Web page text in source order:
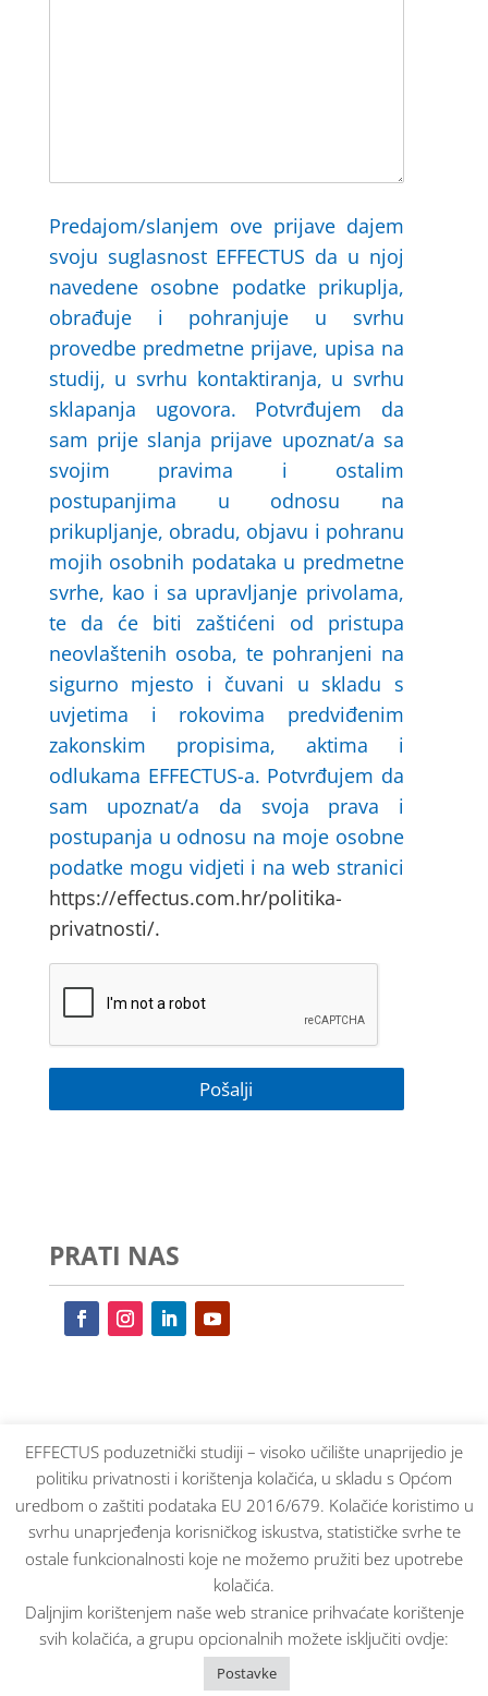
Predajom/slanjem ove prijave dajem
svoju suglasnost EFFECTUS da u njoj
navedene osobne podatke prikuplja,
obrađuje i pohranjuje u svrhu
provedbe predmetne prijave, upisa na
studij, u svrhu kontaktiranja, u svrhu
sklapanja ugovora. Potvrđujem da
sam prije slanja prijave upoznat/a sa
svojim pravima i ostalim
postupanjima u odnosu na
prikupljanje, obradu, objavu i pohranu
mojih osobnih podataka u predmetne
svrhe, kao i sa upravljanje privolama,
te da će biti zaštićeni od pristupa
neovlaštenih osoba, te pohranjeni na
sigurno mjesto i čuvani u skladu s
uvjetima i rokovima predviđenim
zakonskim propisima, aktima i
odlukama EFFECTUS-a. Potvrđujem da
sam upoznat/a da svoja prava i
postupanja u odnosu na moje osobne
podatke mogu vidjeti i na web stranici
https://effectus.com.hr/politika-
privatnosti/.
PRATI NAS
© Effectus sva prava pridržana 2025. |
EFFECTUS poduzetnički studiji – visoko učilište unaprijedio je
politiku privatnosti i korištenja kolačića, u skladu s Općom
uredbom o zaštiti podataka EU 2016/679. Kolačiće koristimo u
svrhu unaprjeđenja korisničkog iskustva, statističke svrhe te
ostale funkcionalnosti koje ne možemo pružiti bez upotrebe
kolačića.
Daljnjim korištenjem naše web stranice prihvaćate korištenje
svih kolačića, a grupu opcionalnih možete isključiti ovdje:
Postavke